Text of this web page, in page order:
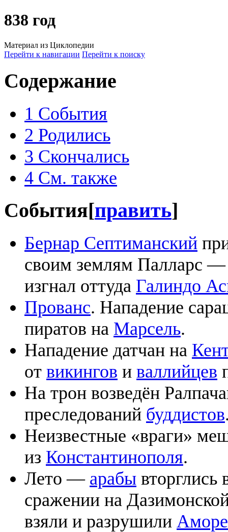
838 год
Материал из Циклопедии
Перейти к навигации Перейти к поиску
Содержание
1 События
2 Родились
3 Скончались
4 См. также
События[править]
Бернар Септиманский
своим землям Палларс —
изгнал оттуда Галиндо
Прованс. Нападение
пиратов на Марсель.
Нападение датчан на
от викингов и валлийцев
На трон возведён
преследований буддистов
Неизвестные «враги»
из Константинополя.
Лето — арабы
сражении на
взяли и разрушили